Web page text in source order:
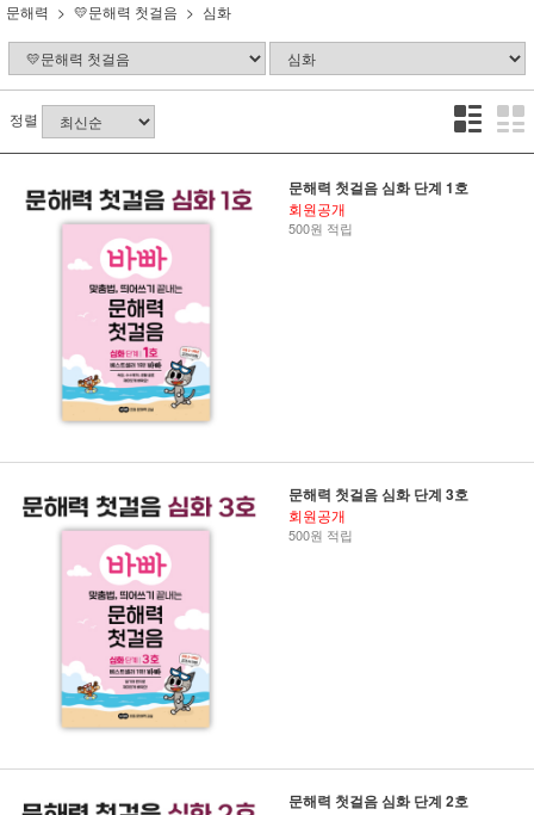
문해력 💛문해력 첫걸음 심화
정렬
문해력 첫걸음 심화 단계 1호
회원공개
500원 적립
문해력 첫걸음 심화 단계 3호
회원공개
500원 적립
문해력 첫걸음 심화 단계 2호